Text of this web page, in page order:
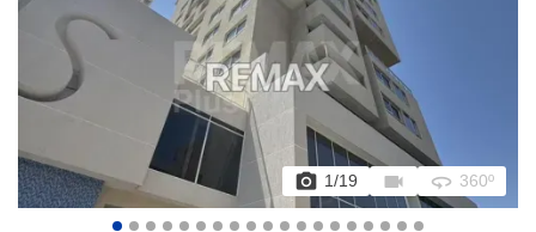
photo_camera 1/19 videocam 360 360º